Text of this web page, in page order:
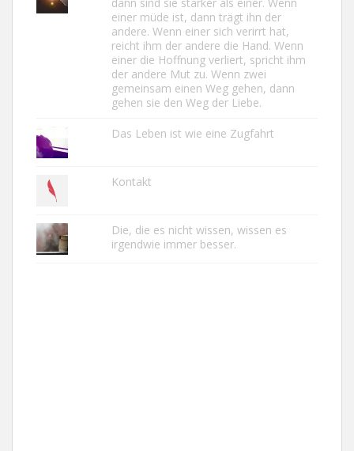
einer müde ist, dann trägt ihn der
andere. Wenn einer sich verirrt hat,
reicht ihm der andere die Hand. Wenn
einer die Hoffnung verliert, spricht ihm
der andere Mut zu. Wenn zwei
gemeinsam einen Weg gehen, dann
gehen sie den Weg der Liebe.
Das Leben ist wie eine Zugfahrt
Kontakt
Die, die es nicht wissen, wissen es
irgendwie immer besser.